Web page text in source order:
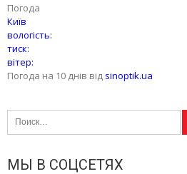
Погода
Київ
вологість:
тиск:
вітер:
Погода на 10 днів від sinoptik.ua
Найти:
МЫ В СОЦСЕТЯХ